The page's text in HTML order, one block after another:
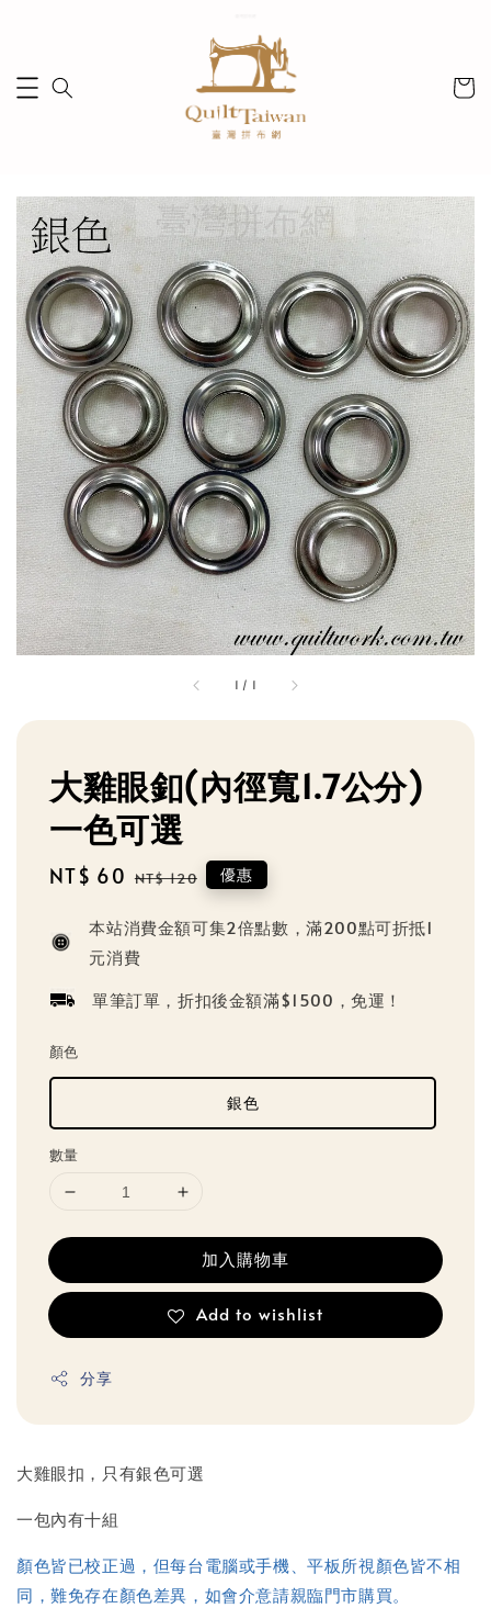
1 / 1
大雞眼釦(內徑寬1.7公分)
一色可選
Sale
NT$ 60 Regular
NT$ 120 優惠
本站消費金額可集2倍點數，滿200點可折抵1
元消費
單筆訂單，折扣後金額滿$1500，免運！
顏色
銀色
數量
加入購物車
Add to wishlist
分享
大雞眼扣，只有銀色可選
一包內有十組
顏色皆已校正過，但每台電腦或手機、平板所視顏色皆不相
同，難免存在顏色差異，如會介意請親臨門市購買。